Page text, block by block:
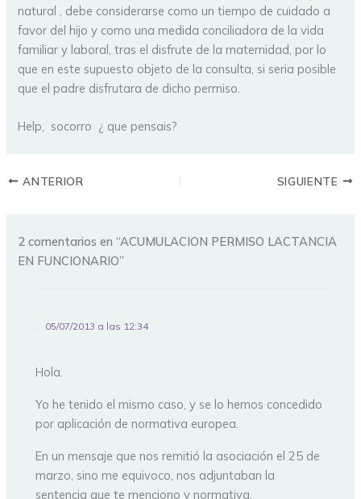
natural , debe considerarse como un tiempo de cuidado a
favor del hijo y como una medida conciliadora de la vida
familiar y laboral, tras el disfrute de la maternidad, por lo
que en este supuesto objeto de la consulta, si seria posible
que el padre disfrutara de dicho permiso.
Help, socorro ¿ que pensais?
ANTERIOR SIGUIENTE
2 comentarios en “ACUMULACION PERMISO LACTANCIA
EN FUNCIONARIO”
05/07/2013 a las 12:34
Hola.
Yo he tenido el mismo caso, y se lo hemos concedido
por aplicación de normativa europea.
En un mensaje que nos remitió la asociación el 25 de
marzo, sino me equivoco, nos adjuntaban la
sentencia que te menciono y normativa.